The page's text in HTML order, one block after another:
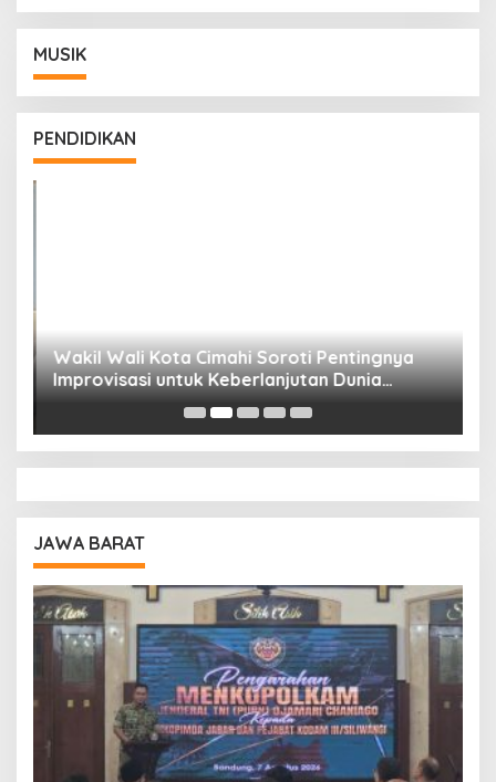
MUSIK
PENDIDIKAN
Wakil Wali Kota Cimahi Soroti Pentingnya
Improvisasi untuk Keberlanjutan Dunia
Pendidikan
JAWA BARAT